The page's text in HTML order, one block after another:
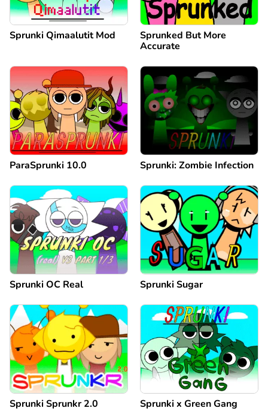
Sprunki Qimaalutit Mod
Sprunked But More
Accurate
ParaSprunki 10.0 Sprunki: Zombie Infection
Sprunki OC Real Sprunki Sugar
Sprunki Sprunkr 2.0 Sprunki x Green Gang